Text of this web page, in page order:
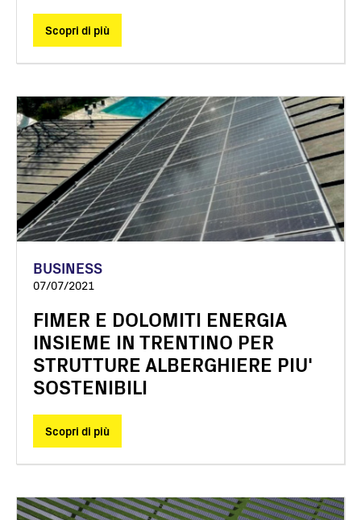
Scopri di più
BUSINESS
07/07/2021
FIMER E DOLOMITI ENERGIA
INSIEME IN TRENTINO PER
STRUTTURE ALBERGHIERE PIU'
SOSTENIBILI
Scopri di più